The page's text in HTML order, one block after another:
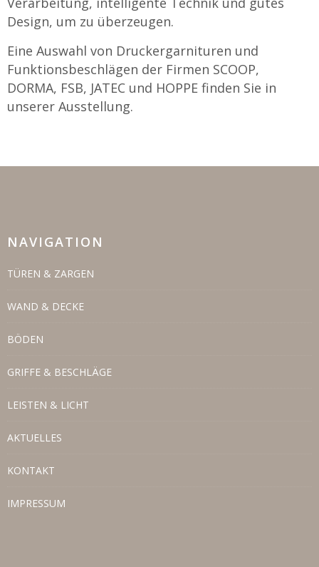
Design, um zu überzeugen.
Eine Auswahl von Druckergarnituren und
Funktionsbeschlägen der Firmen SCOOP,
DORMA, FSB, JATEC und HOPPE finden Sie in
unserer Ausstellung.
NAVIGATION
TÜREN & ZARGEN
WAND & DECKE
BÖDEN
GRIFFE & BESCHLÄGE
LEISTEN & LICHT
AKTUELLES
KONTAKT
IMPRESSUM